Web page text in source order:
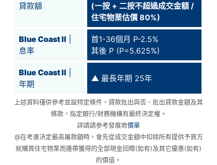
貸款額
(一按 + 二按不超過成交金額 /
住宅物業估價 80%)
Blue Coast II
息率
首1-36個月 P-2.5%
其後 P (P=5.625%)
Blue Coast II
年期
▲ 最長年期 25年
上述資料僅供參考並設特定條件，貸款批出與否、批出貸款金額及其
條款，指定銀行/財務機構有最終決定權。
詳請請參考發展商價單
@在考慮決定最高屠款額時，會先從成交金額中扣除所有提供予買方
就購買住宅物業而連帶獲得的全部現金回贈(如有)及其它優惠(如有)
的價值。